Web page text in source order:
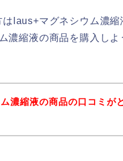
laus+マグネシウム濃
濃縮液の商品を購入し
濃縮液の商品の口コミが